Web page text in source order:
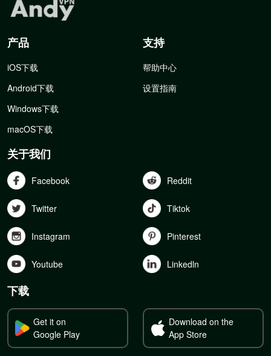
产品
iOS下载
Android下载
Windows下载
macOS下载
支持
帮助中心
设置指南
关于我们
Facebook Reddit
Twitter Tiktok
Instagram Pinterest
Youtube Linkedln
下载
Get it on
Google Play
Download on the
App Store